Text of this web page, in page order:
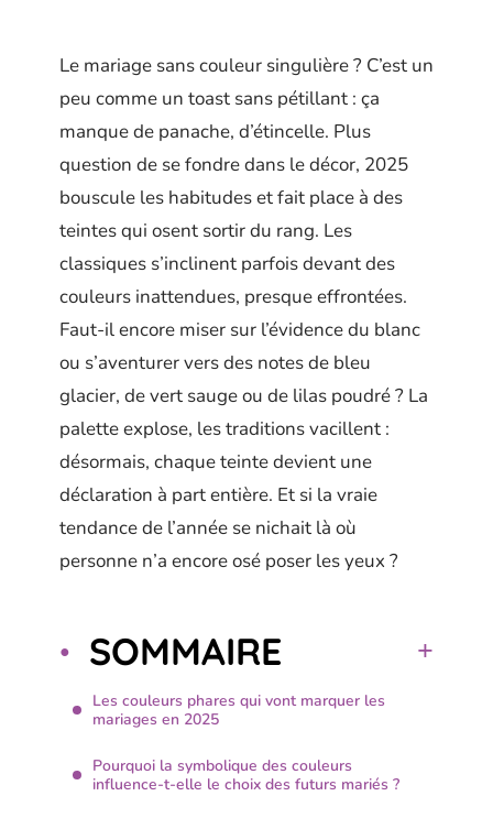
Le mariage sans couleur singulière ? C’est un
peu comme un toast sans pétillant : ça
manque de panache, d’étincelle. Plus
question de se fondre dans le décor, 2025
bouscule les habitudes et fait place à des
teintes qui osent sortir du rang. Les
classiques s’inclinent parfois devant des
couleurs inattendues, presque effrontées.
Faut-il encore miser sur l’évidence du blanc
ou s’aventurer vers des notes de bleu
glacier, de vert sauge ou de lilas poudré ? La
palette explose, les traditions vacillent :
désormais, chaque teinte devient une
déclaration à part entière. Et si la vraie
tendance de l’année se nichait là où
personne n’a encore osé poser les yeux ?
SOMMAIRE
Les couleurs phares qui vont marquer les
mariages en 2025
Pourquoi la symbolique des couleurs
influence-t-elle le choix des futurs mariés ?